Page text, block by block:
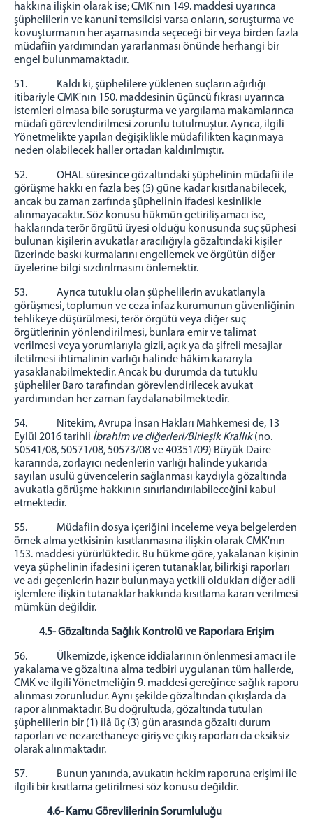
hakkına ilişkin olarak ise; CMK'nın 149. maddesi uyarınca
şüphelilerin ve kanunî temsilcisi varsa onların, soruşturma ve
kovuşturmanın her aşamasında seçeceği bir veya birden fazla
müdafiin yardımından yararlanması önünde herhangi bir
engel bulunmamaktadır.
51. Kaldı ki, şüphelilere yüklenen suçların ağırlığı
itibariyle CMK'nın 150. maddesinin üçüncü fıkrası uyarınca
istemleri olmasa bile soruşturma ve yargılama makamlarınca
müdafi görevlendirilmesi zorunlu tutulmuştur. Ayrıca, ilgili
Yönetmelikte yapılan değişiklikle müdafilikten kaçınmaya
neden olabilecek haller ortadan kaldırılmıştır.
52. OHAL süresince gözaltındaki şüphelinin müdafii ile
görüşme hakkı en fazla beş (5) güne kadar kısıtlanabilecek,
ancak bu zaman zarfında şüphelinin ifadesi kesinlikle
alınmayacaktır. Söz konusu hükmün getiriliş amacı ise,
haklarında terör örgütü üyesi olduğu konusunda suç şüphesi
bulunan kişilerin avukatlar aracılığıyla gözaltındaki kişiler
üzerinde baskı kurmalarını engellemek ve örgütün diğer
üyelerine bilgi sızdırılmasını önlemektir.
53. Ayrıca tutuklu olan şüphelilerin avukatlarıyla
görüşmesi, toplumun ve ceza infaz kurumunun güvenliğinin
tehlikeye düşürülmesi, terör örgütü veya diğer suç
örgütlerinin yönlendirilmesi, bunlara emir ve talimat
verilmesi veya yorumlarıyla gizli, açık ya da şifreli mesajlar
iletilmesi ihtimalinin varlığı halinde hâkim kararıyla
yasaklanabilmektedir. Ancak bu durumda da tutuklu
şüpheliler Baro tarafından görevlendirilecek avukat
yardımından her zaman faydalanabilmektedir.
54. Nitekim, Avrupa İnsan Hakları Mahkemesi de, 13
Eylül 2016 tarihli İbrahim ve diğerleri/Birleşik Krallık(no.
50541/08, 50571/08, 50573/08 ve 40351/09) Büyük Daire
kararında, zorlayıcı nedenlerin varlığı halinde yukarıda
sayılan usulü güvencelerin sağlanması kaydıyla gözaltında
avukatla görüşme hakkının sınırlandırılabileceğini kabul
etmektedir.
55. Müdafiin dosya içeriğini inceleme veya belgelerden
örnek alma yetkisinin kısıtlanmasına ilişkin olarak CMK'nın
153. maddesi yürürlüktedir. Bu hükme göre, yakalanan kişinin
veya şüphelinin ifadesini içeren tutanaklar, bilirkişi raporları
ve adı geçenlerin hazır bulunmaya yetkili oldukları diğer adli
işlemlere ilişkin tutanaklar hakkında kısıtlama kararı verilmesi
mümkün değildir.
4.5- Gözaltında Sağlık Kontrolü ve Raporlara Erişim
56. Ülkemizde, işkence iddialarının önlenmesi amacı ile
yakalama ve gözaltına alma tedbiri uygulanan tüm hallerde,
CMK ve ilgili Yönetmeliğin 9. maddesi gereğince sağlık raporu
alınması zorunludur. Aynı şekilde gözaltından çıkışlarda da
rapor alınmaktadır. Bu doğrultuda, gözaltında tutulan
şüphelilerin bir (1) ilâ üç (3) gün arasında gözaltı durum
raporları ve nezarethaneye giriş ve çıkış raporları da eksiksiz
olarak alınmaktadır.
57. Bunun yanında, avukatın hekim raporuna erişimi ile
ilgili bir kısıtlama getirilmesi söz konusu değildir.
4.6- Kamu Görevlilerinin Sorumluluğu